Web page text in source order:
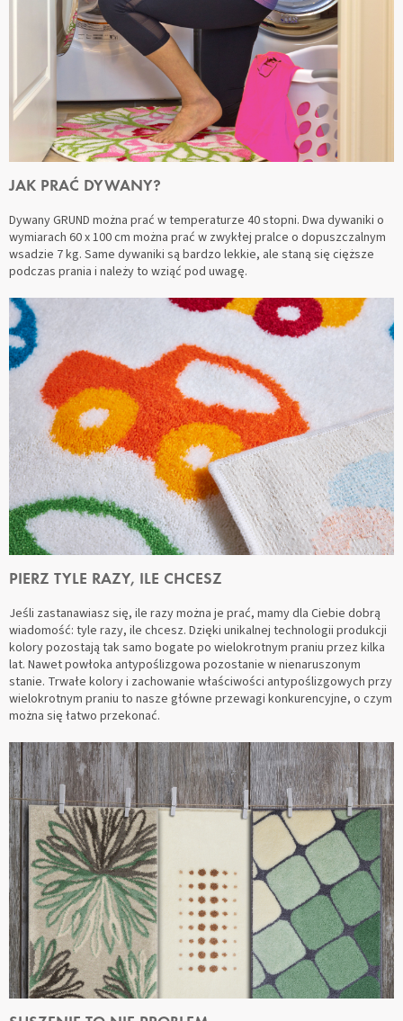
JAK PRAĆ DYWANY?
Dywany GRUND można prać w temperaturze 40 stopni. Dwa dywaniki o
wymiarach 60 x 100 cm można prać w zwykłej pralce o dopuszczalnym
wsadzie 7 kg. Same dywaniki są bardzo lekkie, ale staną się cięższe
podczas prania i należy to wziąć pod uwagę.
PIERZ TYLE RAZY, ILE CHCESZ
Jeśli zastanawiasz się, ile razy można je prać, mamy dla Ciebie dobrą
wiadomość: tyle razy, ile chcesz. Dzięki unikalnej technologii produkcji
kolory pozostają tak samo bogate po wielokrotnym praniu przez kilka
lat. Nawet powłoka antypoślizgowa pozostanie w nienaruszonym
stanie. Trwałe kolory i zachowanie właściwości antypoślizgowych przy
wielokrotnym praniu to nasze główne przewagi konkurencyjne, o czym
można się łatwo przekonać.